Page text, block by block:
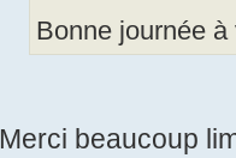
Bonne journée
Merci beaucoup